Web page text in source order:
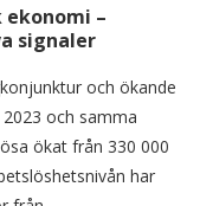
–
signaler
och ökande
och samma
ökat från 330 000
har